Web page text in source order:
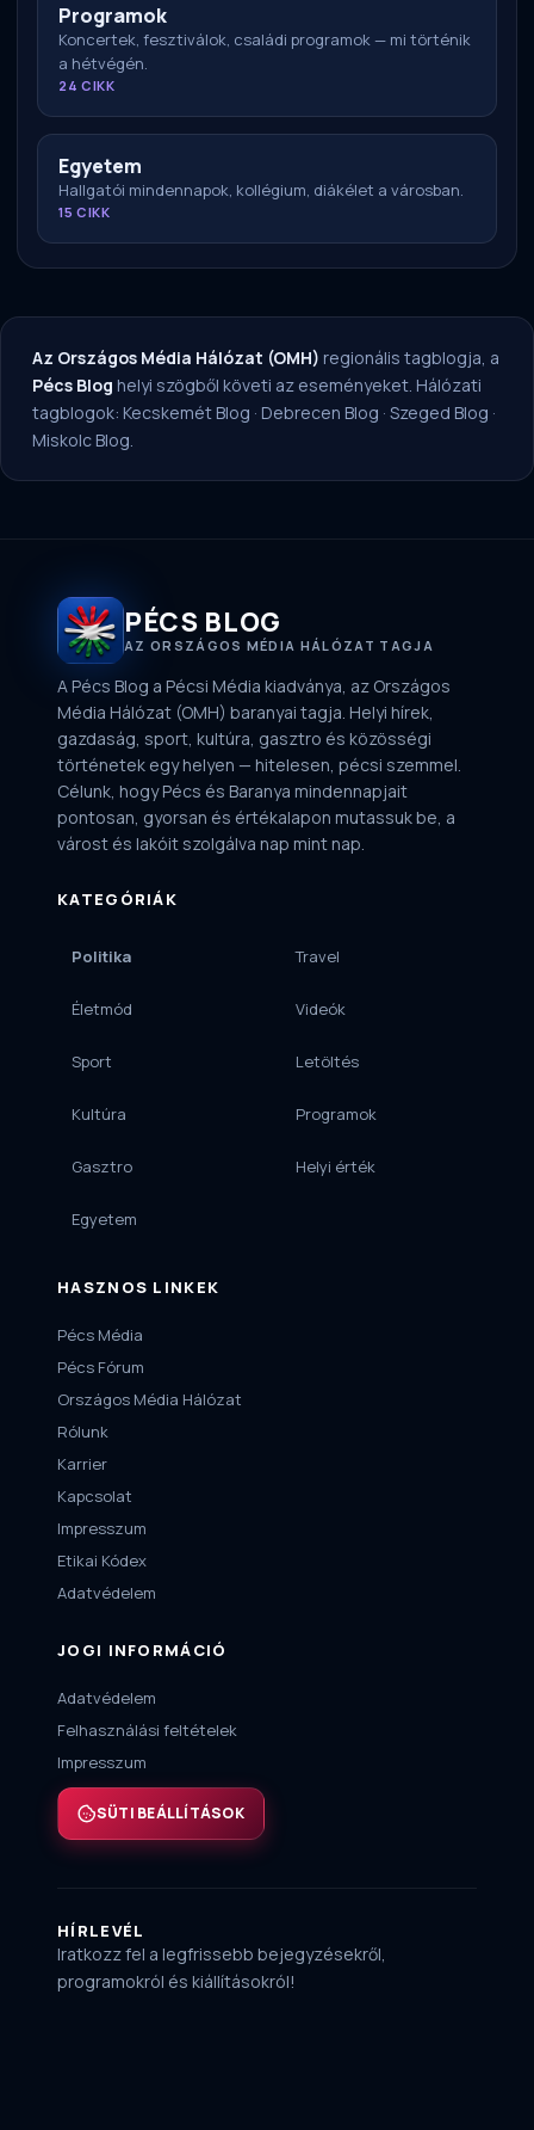
Programok
Koncertek, fesztiválok, családi programok — mi történik
a hétvégén.
24 CIKK
Egyetem
Hallgatói mindennapok, kollégium, diákélet a városban.
15 CIKK
Az Országos Média Hálózat (OMH) regionális tagblogja, a
Pécs Blog helyi szögből követi az eseményeket. Hálózati
tagblogok: Kecskemét Blog · Debrecen Blog · Szeged Blog ·
Miskolc Blog
PÉCS BLOG
AZ ORSZÁGOS MÉDIA HÁLÓZAT TAGJA
A Pécs Blog a Pécsi Média kiadványa, az Országos
Média Hálózat (OMH) baranyai tagja. Helyi hírek,
gazdaság, sport, kultúra, gasztro és közösségi
történetek egy helyen — hitelesen, pécsi szemmel.
Célunk, hogy Pécs és Baranya mindennapjait
pontosan, gyorsan és értékalapon mutassuk be, a
várost és lakóit szolgálva nap mint nap.
KATEGÓRIÁK
Politika
Életmód
Sport
Kultúra
Gasztro
Egyetem
Travel
Videók
Letöltés
Programok
Helyi érték
HASZNOS LINKEK
Pécs Média
Pécs Fórum
Országos Média Hálózat
Rólunk
Karrier
Kapcsolat
Impresszum
Etikai Kódex
Adatvédelem
JOGI INFORMÁCIÓ
Adatvédelem
Felhasználási feltételek
Impresszum
SÜTI BEÁLLÍTÁSOK
HÍRLEVÉL
Iratkozz fel a legfrissebb bejegyzésekről,
programokról és kiállításokról!